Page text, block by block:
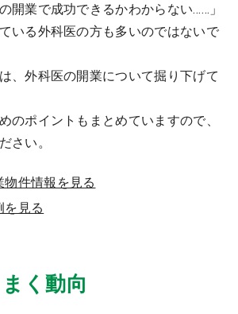
会
査
315-606
開業で成功できるかわからない……」
いる外科医の方も多いのではないで
、外科医の開業について掘り下げて
のポイントもまとめていますので、
さい。
件情報を見る
を見る
く動向